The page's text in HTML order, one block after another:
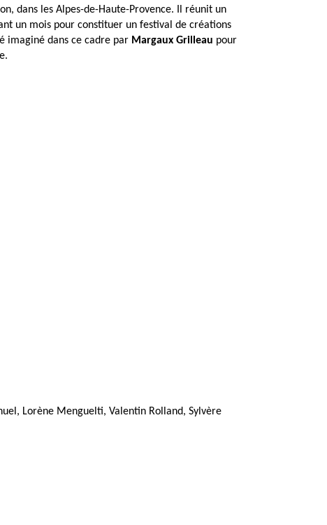
dans les Alpes-de-Haute-Provence. Il réunit un
un mois pour constituer un festival de créations
imaginé dans ce cadre par Margaux Grilleau pour
Lorène Menguelti, Valentin Rolland, Sylvère